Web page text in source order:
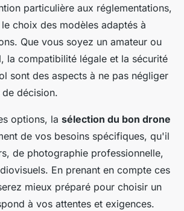
particulière aux réglementations,
choix des modèles adaptés à
Que vous soyez un amateur ou
la compatibilité légale et la sécurité
sont des aspects à ne pas négliger
décision.
options, la sélection du bon drone
de vos besoins spécifiques, qu'il
de photographie professionnelle,
En prenant en compte ces
mieux préparé pour choisir un
à vos attentes et exigences.